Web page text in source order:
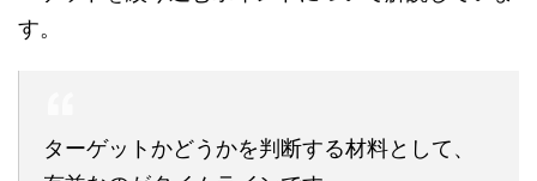
す。
ターゲットかどうかを判断する材料として、